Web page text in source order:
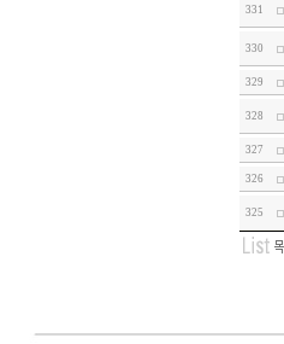
331
330
329
328
327
326
325